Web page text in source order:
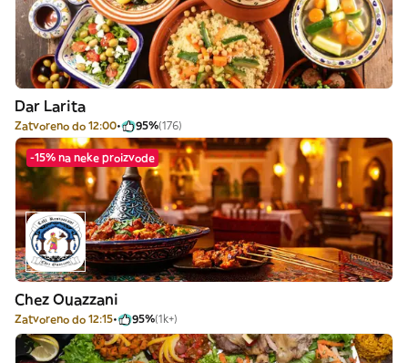
Dar Larita
Zatvoreno do 12:00 95%(176)
-15% na neke proizvode
Chez Ouazzani
Zatvoreno do 12:15 95%(1k+)